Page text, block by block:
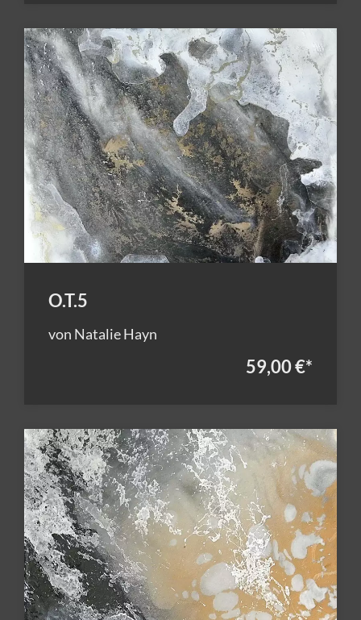
O.T.5
von Natalie Hayn
59,00 €*